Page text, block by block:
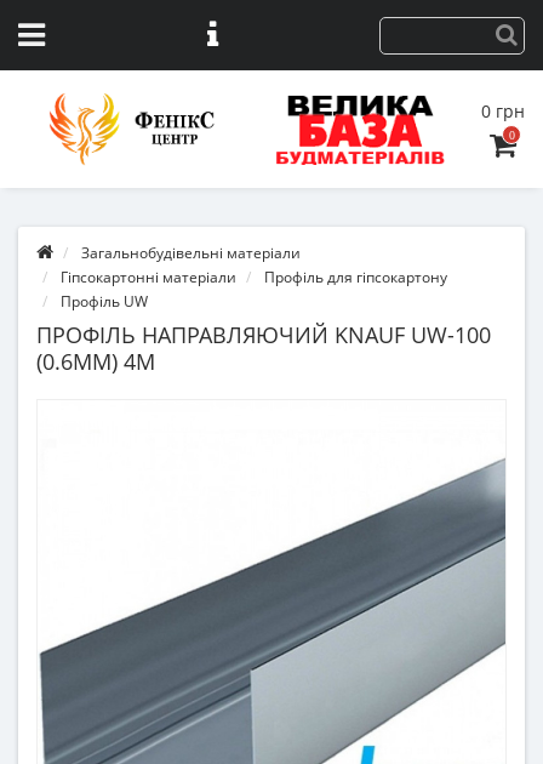
0 грн
0
Загальнобудівельні матеріали
Гіпсокартонні матеріали
Профіль для гіпсокартону
Профіль UW
ПРОФІЛЬ НАПРАВЛЯЮЧИЙ KNAUF UW-100
(0.6ММ) 4М